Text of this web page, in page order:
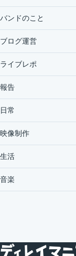
バンドのこと
ブログ運営
ライブレポ
報告
日常
映像制作
生活
音楽